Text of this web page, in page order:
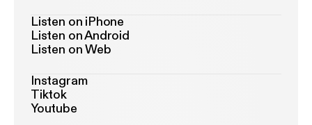
Listen on iPhone
Listen on Android
Listen on Web
Instagram
Tiktok
Youtube